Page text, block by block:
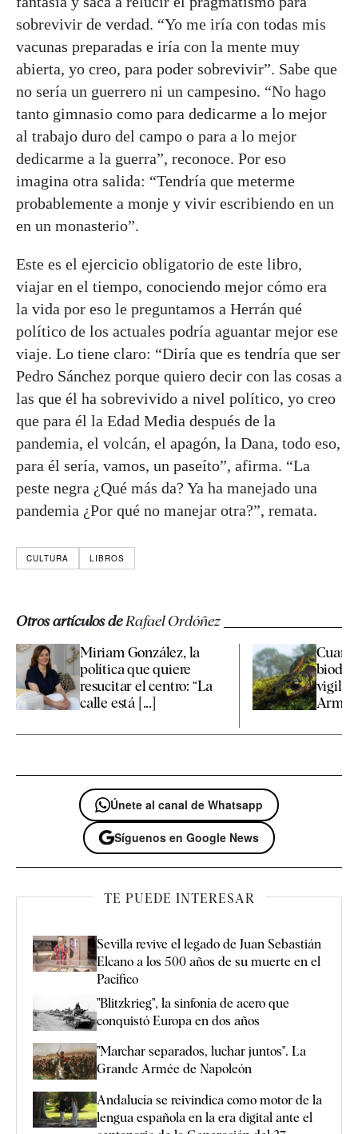
sobrevivir de verdad. “Yo me iría con todas mis
vacunas preparadas e iría con la mente muy
abierta, yo creo, para poder sobrevivir”. Sabe que
no sería un guerrero ni un campesino. “No hago
tanto gimnasio como para dedicarme a lo mejor
al trabajo duro del campo o para a lo mejor
dedicarme a la guerra”, reconoce. Por eso
imagina otra salida: “Tendría que meterme
probablemente a monje y vivir escribiendo en un
en un monasterio”.
Este es el ejercicio obligatorio de este libro,
viajar en el tiempo, conociendo mejor cómo era
la vida por eso le preguntamos a Herrán qué
político de los actuales podría aguantar mejor ese
viaje. Lo tiene claro: “Diría que es tendría que ser
Pedro Sánchez porque quiero decir con las cosas a
las que él ha sobrevivido a nivel político, yo creo
que para él la Edad Media después de la
pandemia, el volcán, el apagón, la Dana, todo eso,
para él sería, vamos, un paseíto”, afirma. “La
peste negra ¿Qué más da? Ya ha manejado una
pandemia ¿Por qué no manejar otra?”, remata.
CULTURA LIBROS
Otros artículos deRafael Ordóñez
Miriam González, la
política que quiere
resucitar el centro: “La
calle está [...]
vigilan
Únete al canal de Whatsapp
Síguenos en Google News
TE PUEDE INTERESAR
Sevilla revive el legado de Juan Sebastián
Elcano a los 500 años de su muerte en el
Pacífico
"Blitzkrieg", la sinfonía de acero que
conquistó Europa en dos años
"Marchar separados, luchar juntos". La
Grande Armée de Napoleón
Andalucía se reivindica como motor de la
lengua española en la era digital ante el